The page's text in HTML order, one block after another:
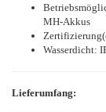
MH-Akkus
Wasserdicht:
Lieferumfang: